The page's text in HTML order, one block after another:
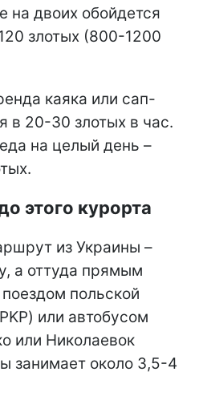
на двоих обойдется
злотых (800-1200
каяка или сап-
в 20-30 злотых в час.
на целый день –
этого курорта
из Украины –
а оттуда прямым
польской
или автобусом
или Николаевок
занимает около 3,5-4